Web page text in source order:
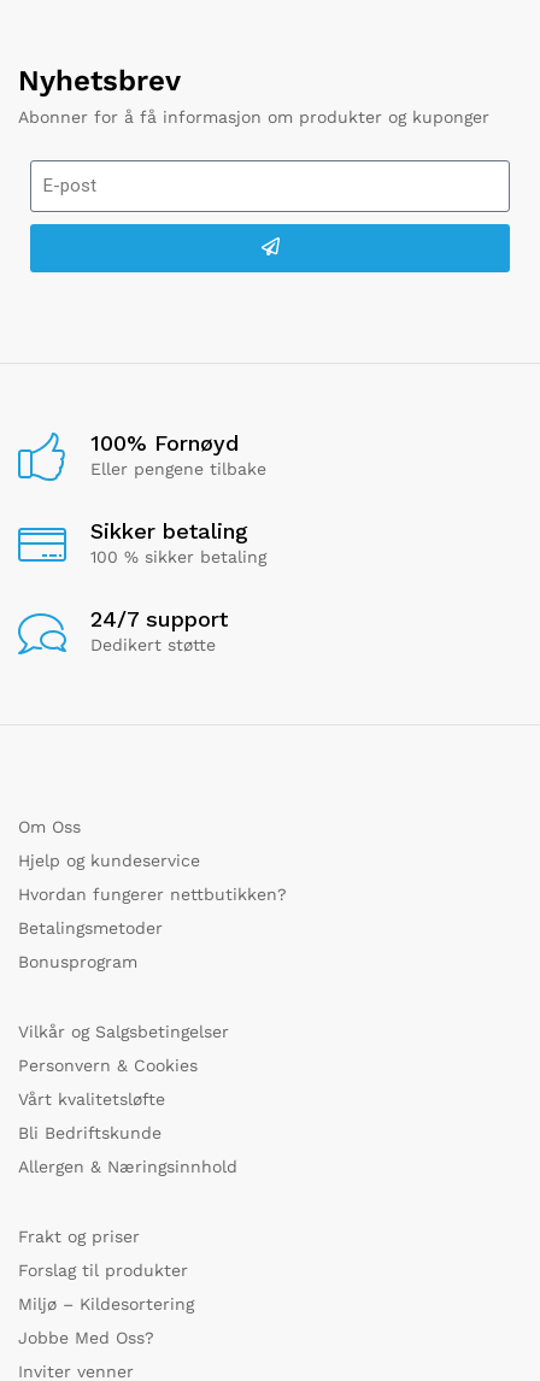
Nyhetsbrev
Abonner for å få informasjon om produkter og kuponger
100% Fornøyd
Eller pengene tilbake
Sikker betaling
100 % sikker betaling
24/7 support
Dedikert støtte
Om Oss
Hjelp og kundeservice
Hvordan fungerer nettbutikken?
Betalingsmetoder
Bonusprogram
Vilkår og Salgsbetingelser
Personvern & Cookies
Vårt kvalitetsløfte
Bli Bedriftskunde
Allergen & Næringsinnhold
Frakt og priser
Forslag til produkter
Miljø – Kildesortering
Jobbe Med Oss?
Inviter venner